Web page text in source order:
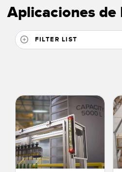
Aplicaciones de
FILTER LIST